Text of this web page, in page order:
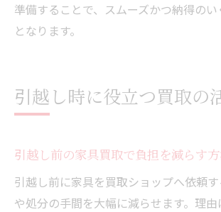
準備することで、スムーズかつ納得の
となります。
引越し時に役立つ買取の
引越し前の家具買取で負担を減らす
引越し前に家具を買取ショップへ依頼
や処分の手間を大幅に減らせます。理